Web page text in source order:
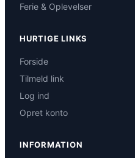
Ferie & Oplevelser
HURTIGE LINKS
Forside
Tilmeld link
Log ind
Opret konto
INFORMATION